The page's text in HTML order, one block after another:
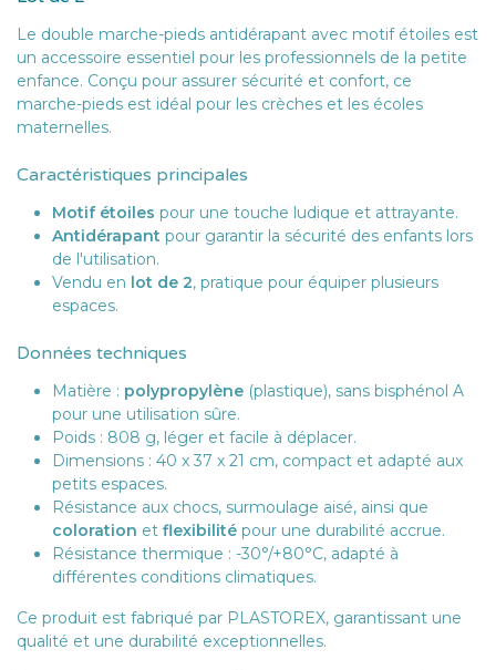
Le double marche-pieds antidérapant avec motif étoiles est
un accessoire essentiel pour les professionnels de la petite
enfance. Conçu pour assurer sécurité et confort, ce
marche-pieds est idéal pour les crèches et les écoles
maternelles.
Caractéristiques principales
Motif étoiles pour une touche ludique et attrayante.
Antidérapant pour garantir la sécurité des enfants lors
de l'utilisation.
Vendu en lot de 2, pratique pour équiper plusieurs
espaces.
Données techniques
Matière : polypropylène (plastique), sans bisphénol A
pour une utilisation sûre.
Poids : 808 g, léger et facile à déplacer.
Dimensions : 40 x 37 x 21 cm, compact et adapté aux
petits espaces.
Résistance aux chocs, surmoulage aisé, ainsi que
coloration et flexibilité pour une durabilité accrue.
Résistance thermique : -30°/+80°C, adapté à
différentes conditions climatiques.
Ce produit est fabriqué par PLASTOREX, garantissant une
qualité et une durabilité exceptionnelles.